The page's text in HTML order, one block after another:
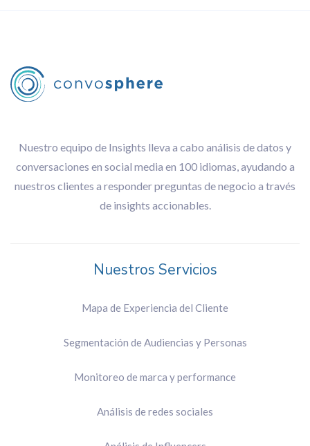
Nuestro equipo de Insights lleva a cabo análisis de datos y
conversaciones en social media en 100 idiomas, ayudando a
nuestros clientes a responder preguntas de negocio a través
de insights accionables.
Nuestros Servicios
Mapa de Experiencia del Cliente
Segmentación de Audiencias y Personas
Monitoreo de marca y performance
Análisis de redes sociales